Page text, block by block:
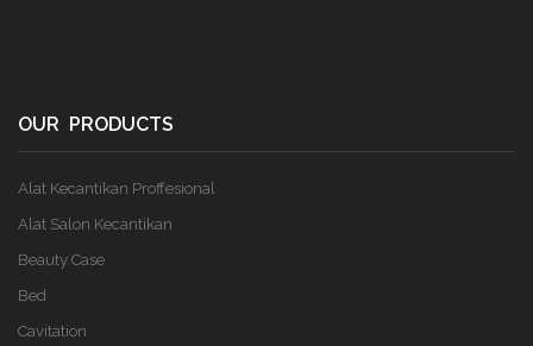
OUR PRODUCTS
Alat Kecantikan Proffesional
Alat Salon Kecantikan
Beauty Case
Bed
Cavitation